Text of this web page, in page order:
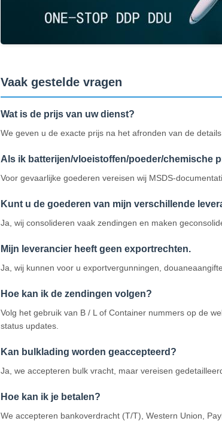
Vaak gestelde vragen
Wat is de prijs van uw dienst?
We geven u de exacte prijs na het afronden van de
Als ik batterijen/vloeistoffen/poeder/chemische
Voor gevaarlijke goederen vereisen wij MSDS-
Kunt u de goederen van mijn verschillende
Ja, wij consolideren vaak zendingen en maken
Mijn leverancier heeft geen exportrechten.
Ja, wij kunnen voor u exportvergunningen,
Hoe kan ik de zendingen volgen?
Volg het gebruik van B / L of Container nummers op de
status updates.
Kan bulklading worden geaccepteerd?
Ja, we accepteren bulk vracht, maar vereisen
Hoe kan ik je betalen?
We accepteren bankoverdracht (T/T), Western Union,